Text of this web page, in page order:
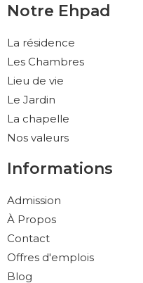
Notre Ehpad
La résidence
Les Chambres
Lieu de vie
Le Jardin
La chapelle
Nos valeurs
Informations
Admission
À Propos
Contact
Offres d'emplois
Blog